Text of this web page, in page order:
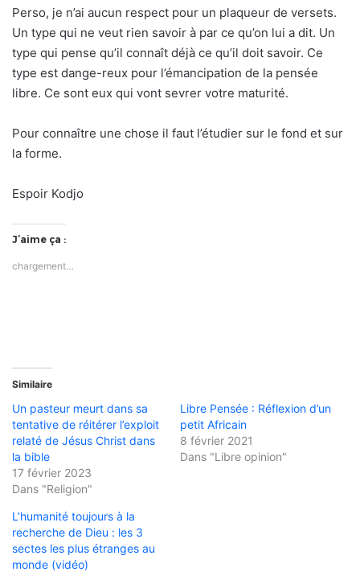
Perso, je n’ai aucun respect pour un plaqueur de versets.
Un type qui ne veut rien savoir à par ce qu’on lui a dit. Un
type qui pense qu’il connaît déjà ce qu’il doit savoir. Ce
type est dange-reux pour l’émancipation de la pensée
libre. Ce sont eux qui vont sevrer votre maturité.
Pour connaître une chose il faut l’étudier sur le fond et sur
la forme.
Espoir Kodjo
J’aime ça :
chargement…
Similaire
Un pasteur meurt dans sa
tentative de réitérer l’exploit
relaté de Jésus Christ dans
la bible
17 février 2023
Dans "Religion"
Libre Pensée : Réflexion d’un
petit Africain
8 février 2021
Dans "Libre opinion"
L’humanité toujours à la
recherche de Dieu : les 3
sectes les plus étranges au
monde (vidéo)